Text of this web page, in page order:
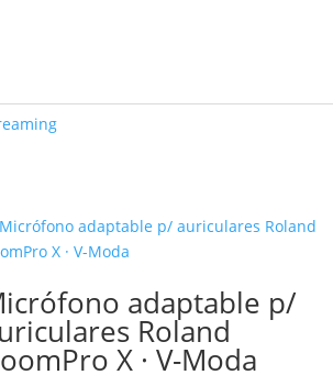
adaptable p/
Roland
X · V-Moda